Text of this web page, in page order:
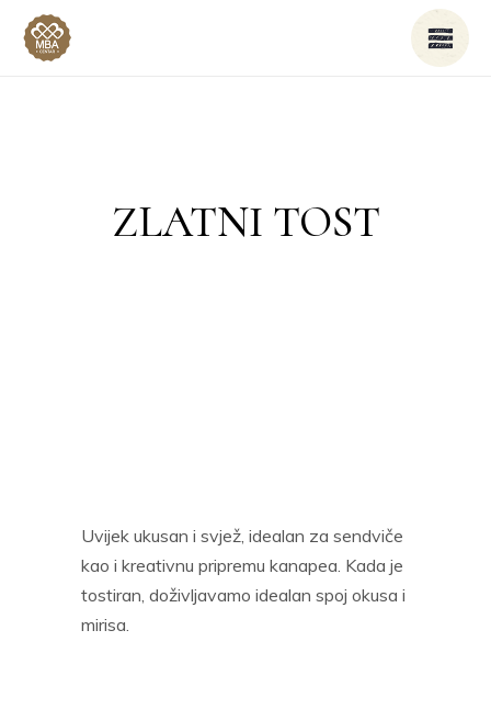
ZLATNI TOST
Uvijek ukusan i svjež, idealan za sendviče
kao i kreativnu pripremu kanapea. Kada je
tostiran, doživljavamo idealan spoj okusa i
mirisa.